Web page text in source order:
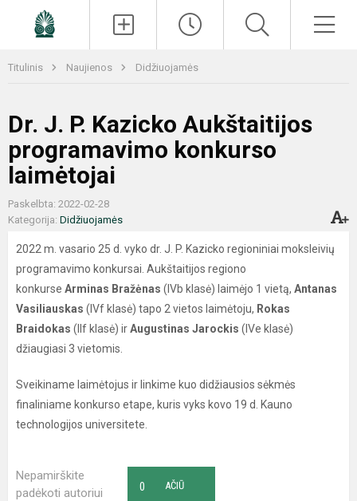
Titulinis Naujienos Didžiuojamės
Dr. J. P. Kazicko Aukštaitijos
programavimo konkurso
laimėtojai
Paskelbta: 2022-02-28
Kategorija: Didžiuojamės
2022 m. vasario 25 d. vyko dr. J. P. Kazicko regioniniai moksleivių
programavimo konkursai. Aukštaitijos regiono
konkurse Arminas Bražėnas (IVb klasė) laimėjo 1 vietą, Antanas
Vasiliauskas (IVf klasė) tapo 2 vietos laimėtoju, Rokas
Braidokas (IIf klasė) irAugustinas Jarockis (IVe klasė)
džiaugiasi 3 vietomis.
Sveikiname laimėtojus ir linkime kuo didžiausios sėkmės
finaliniame konkurso etape, kuris vyks kovo 19 d. Kauno
technologijos universitete.
Nepamirškite
padėkoti autoriui
AČIŪ
0